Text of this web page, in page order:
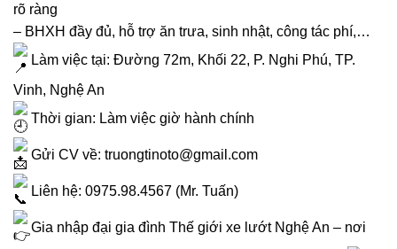
rõ ràng
– BHXH đầy đủ, hỗ trợ ăn trưa, sinh nhật, công tác phí,…
Làm việc tại: Đường 72m, Khối 22, P. Nghi Phú, TP.
Vinh, Nghệ An
Thời gian: Làm việc giờ hành chính
Gửi CV về: truongtinoto@gmail.com
Liên hệ: 0975.98.4567 (Mr. Tuấn)
Gia nhập đại gia đình Thế giới xe lướt Nghệ An – nơi